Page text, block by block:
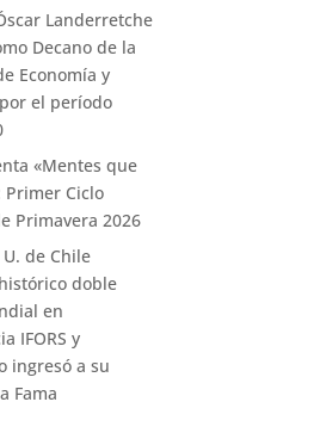
Landerretche
Decano de la
Economía y
el período
«Mentes que
Primer Ciclo
Primavera 2026
de Chile
doble
en
IFORS y
ingresó a su
Fama